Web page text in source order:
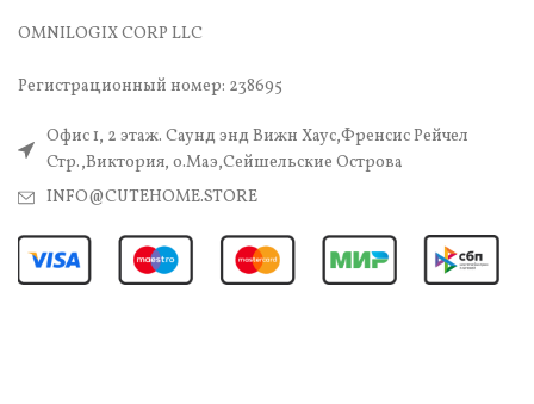
OMNILOGIX CORP LLC
Регистрационный номер: 238695
Офис 1, 2 этаж. Саунд энд Вижн Хаус,Френсис Рейчел
Стр.,Виктория, о.Маэ,Сейшельские Острова
INFO@CUTEHOME.STORE